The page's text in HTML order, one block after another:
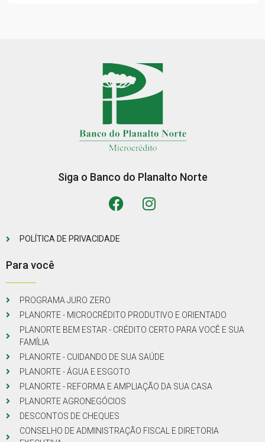
Siga o Banco do Planalto Norte
POLÍTICA DE PRIVACIDADE
Para você
PROGRAMA JURO ZERO
PLANORTE - MICROCRÉDITO PRODUTIVO E ORIENTADO
PLANORTE BEM ESTAR - CRÉDITO CERTO PARA VOCÊ E SUA
FAMÍLIA
PLANORTE - CUIDANDO DE SUA SAÚDE
PLANORTE - ÁGUA E ESGOTO
PLANORTE - REFORMA E AMPLIAÇÃO DA SUA CASA
PLANORTE AGRONEGÓCIOS
DESCONTOS DE CHEQUES
CONSELHO DE ADMINISTRAÇÃO FISCAL E DIRETORIA